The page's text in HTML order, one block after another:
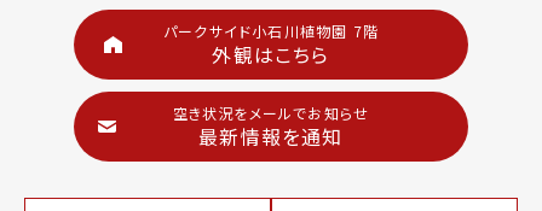
パークサイド小石川植物園 7階
外観はこちら
空き状況をメールでお知らせ
最新情報を通知